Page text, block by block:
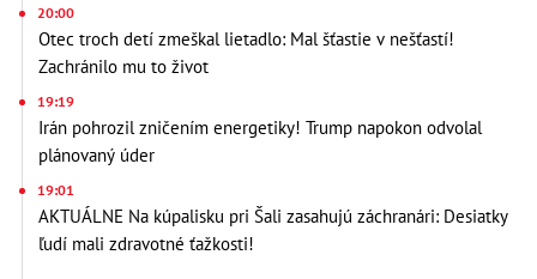
20:00
Otec troch detí zmeškal lietadlo: Mal šťastie v nešťastí!
Zachránilo mu to život
19:19
Irán pohrozil zničením energetiky! Trump napokon odvolal
plánovaný úder
19:01
AKTUÁLNE Na kúpalisku pri Šali zasahujú záchranári: Desiatky
ľudí mali zdravotné ťažkosti!